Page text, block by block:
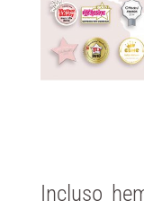
Incluso